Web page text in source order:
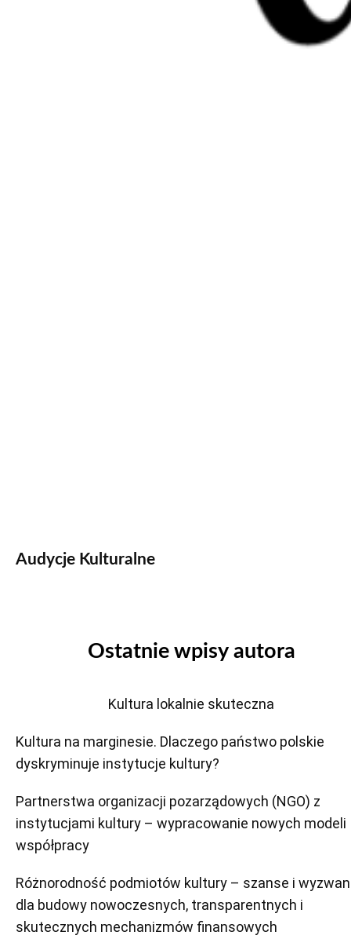
Audycje Kulturalne
Ostatnie wpisy autora
Kultura lokalnie skuteczna
Kultura na marginesie. Dlaczego państwo polskie
dyskryminuje instytucje kultury?
Partnerstwa organizacji pozarządowych (NGO) z
instytucjami kultury – wypracowanie nowych modeli
współpracy
Różnorodność podmiotów kultury – szanse i
dla budowy nowoczesnych, transparentnych i
skutecznych mechanizmów finansowych